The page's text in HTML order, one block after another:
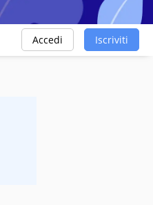
Accedi Iscriviti